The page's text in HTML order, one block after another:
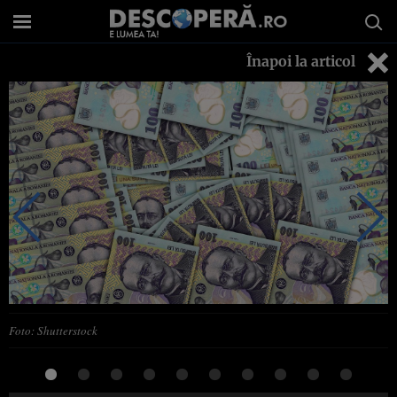
Înapoi la articol
Foto: Shutterstock